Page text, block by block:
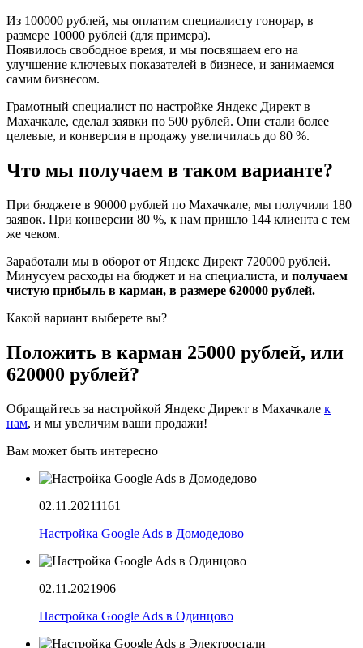
Из 100000 рублей, мы оплатим специалисту гонорар, в
размере 10000 рублей (для примера).
Появилось свободное время, и мы посвящаем его на
улучшение ключевых показателей в бизнесе, и занимаемся
самим бизнесом.
Грамотный специалист по настройке Яндекс Директ в
Махачкале, сделал заявки по 500 рублей. Они стали более
целевые, и конверсия в продажу увеличилась до 80 %.
Что мы получаем в таком варианте?
При бюджете в 90000 рублей по Махачкале, мы получили 180
заявок. При конверсии 80 %, к нам пришло 144 клиента с тем
же чеком.
Заработали мы в оборот от Яндекс Директ 720000 рублей.
Минусуем расходы на бюджет и на специалиста, и получаем
чистую прибыль в карман, в размере 620000 рублей.
Какой вариант выберете вы?
Положить в карман 25000 рублей, или
620000 рублей?
Обращайтесь за настройкой Яндекс Директ в Махачкале к
нам, и мы увеличим ваши продажи!
Вам может быть интересно
02.11.20211161
Настройка Google Ads в Домодедово
02.11.2021906
Настройка Google Ads в Одинцово